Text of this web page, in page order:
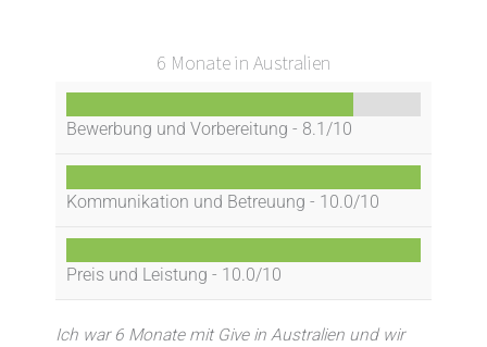
6 Monate in Australien
Bewerbung und Vorbereitung - 8.1/10
Kommunikation und Betreuung - 10.0/10
Preis und Leistung - 10.0/10
Ich war 6 Monate mit Give in Australien und wir